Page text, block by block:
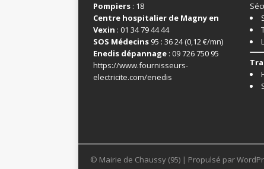
Pompiers : 18
Centre hospitalier de Magny en
Vexin : 01 34 79 44 44
SOS Médecins 95 : 36 24 (0,12 €/mn)
Enedis dépannage : 09 726 750 95
https://www.fournisseurs-
electricite.com/enedis
© Mairie de Chaussy (95) | Propulsé par